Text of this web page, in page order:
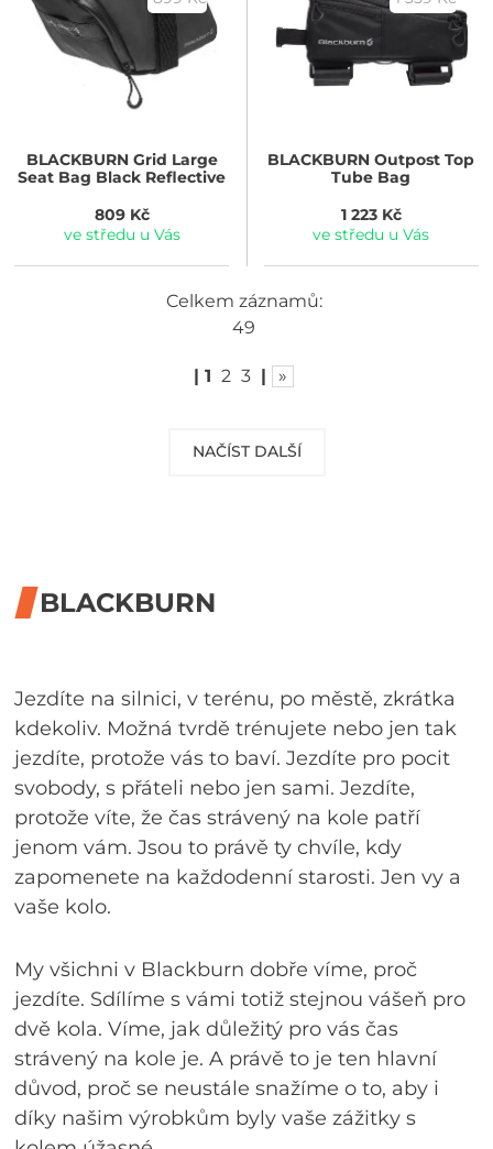
BLACKBURNGrid Large
Seat Bag Black Reflective
809 Kč
ve středu u Vás
BLACKBURN Outpost Top
Tube Bag
1 223 Kč
ve středu u Vás
NAČÍST DALŠÍ
Celkem záznamů:
49
| 1 2 3 | »
BLACKBURN
Jezdíte na silnici, v terénu, po městě, zkrátka
kdekoliv. Možná tvrdě trénujete nebo jen tak
jezdíte, protože vás to baví. Jezdíte pro pocit
svobody, s přáteli nebo jen sami. Jezdíte,
protože víte, že čas strávený na kole patří
jenom vám. Jsou to právě ty chvíle, kdy
zapomenete na každodenní starosti. Jen vy a
vaše kolo.
My všichni v Blackburn dobře víme, proč
jezdíte. Sdílíme s vámi totiž stejnou vášeň pro
dvě kola. Víme, jak důležitý pro vás čas
strávený na kole je. A právě to je ten hlavní
důvod, proč se neustále snažíme o to, aby i
díky našim výrobkům byly vaše zážitky s